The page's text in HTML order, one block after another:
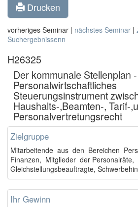
Drucken
vorheriges Seminar | nächstes Seminar |
Suchergebnissenn
H26325
Der kommunale Stellenplan -
Personalwirtschaftliches
Steuerungsinstrument
Haushalts-,Beamten-, Tarif-
Personalvertretungsrecht
Zielgruppe
Mitarbeitende aus den Bereichen
Finanzen, Mitglieder der Personalräte,
Gleichstellungsbeauftragte,
Ihr Gewinn